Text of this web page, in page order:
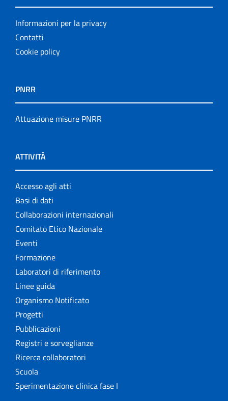
Informazioni per la privacy
Contatti
Cookie policy
PNRR
Attuazione misure PNRR
ATTIVITÀ
Accesso agli atti
Basi di dati
Collaborazioni internazionali
Comitato Etico Nazionale
Eventi
Formazione
Laboratori di riferimento
Linee guida
Organismo Notificato
Progetti
Pubblicazioni
Registri e sorveglianze
Ricerca collaboratori
Scuola
Sperimentazione clinica fase I